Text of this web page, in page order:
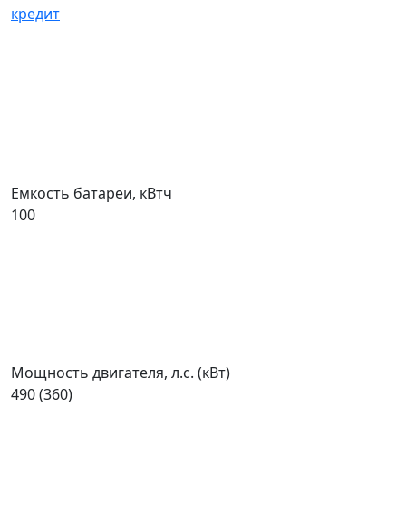
кредит
Емкость батареи, кВтч
100
Мощность двигателя, л.с. (кВт)
490 (360)